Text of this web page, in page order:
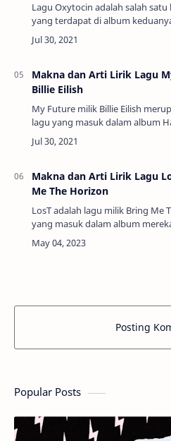
Lagu Oxytocin adalah salah satu
yang terdapat di album
Ever (2021). Lagu ini
musikal yang segar dan
Makna dan Arti Lirik Lagu
Billie Eilish
My Future milik Billie Eilish
lagu yang masuk dalam album
Ever. Nada lagunya terdengar
sekaligus harapan,
Makna dan Arti Lirik Lagu
Me The Horizon
LosT adalah lagu milik Bring Me
yang masuk dalam album
HUMAN: NeX GEn (2024). Ini
dengan irama kuat nan lucu,
Posting
Popular Posts